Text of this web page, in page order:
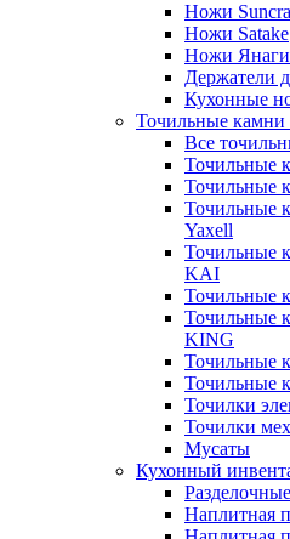
Ножи
Ножи Satake
Ножи
Держатели
Кухонные
Точильные камни
Все
Точильные
Точильные
Точильные
Yaxell
Точильные
KAI
Точильные
Точильные
KING
Точильные
Точильные
Точилки
Точилки
Мусаты
Кухонный
Наплитная